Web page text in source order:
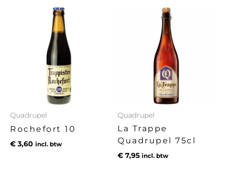
Quadrupel
Rochefort 10
€ 3,60 incl. btw
Quadrupel
La Trappe
Quadrupel 75cl
€ 7,95 incl. btw